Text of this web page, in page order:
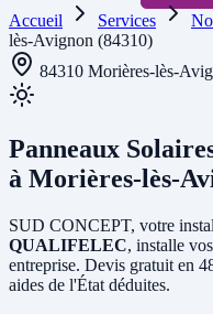
Accueil
Services
lès-Avignon (84310)
84310 Morières-lès-
Panneaux
à Morières-lès-
SUD CONCEPT, votre
QUALIFELEC, installe
entreprise. Devis gratuit en
aides de l'État déduites.